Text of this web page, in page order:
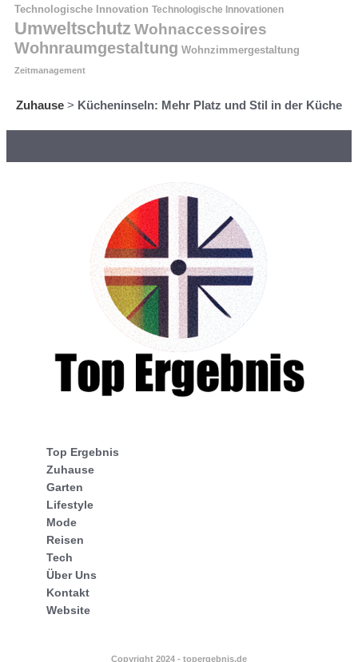
Technologische Innovation Technologische Innovationen
Umweltschutz Wohnaccessoires
Wohnraumgestaltung Wohnzimmergestaltung
Zeitmanagement
Zuhause > Kücheninseln: Mehr Platz und Stil in der Küche
Top Ergebnis
Zuhause
Garten
Lifestyle
Mode
Reisen
Tech
Über Uns
Kontakt
Website
Copyright 2024 - topergebnis.de